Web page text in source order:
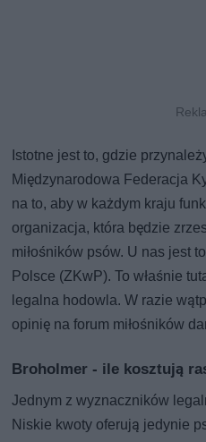
Istotne jest to, gdzie
Międzynarodowa Federacja
na to, aby w każdym kraju
organizacja, która będzie
miłośników psów. U nas jest
Polsce (ZKwP). To właśnie
legalna hodowla. W razie
opinię na forum miłośników
Broholmer - ile kosztują
Jednym z wyznaczników
Niskie kwoty oferują jedynie